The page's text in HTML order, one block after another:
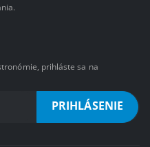
prihláste sa na